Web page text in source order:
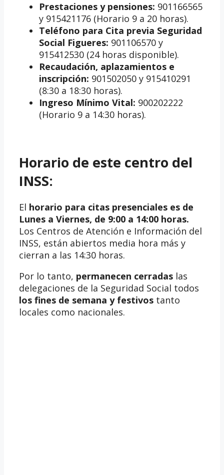
Prestaciones y pensiones: 901166565
y 915421176 (Horario 9 a 20 horas).
Teléfono para Cita previa Seguridad
Social Figueres: 901106570 y
915412530 (24 horas disponible).
Recaudación, aplazamientos e
inscripción: 901502050 y 915410291
(8:30 a 18:30 horas).
Ingreso Mínimo Vital: 900202222
(Horario 9 a 14:30 horas).
Horario de este centro del
INSS:
El horario para citas presenciales es de
Lunes a Viernes, de 9:00 a 14:00 horas.
Los Centros de Atención e Información del
INSS, están abiertos media hora más y
cierran a las 14:30 horas.
Por lo tanto, permanecen cerradas las
delegaciones de la Seguridad Social todos
los fines de semana y festivos tanto
locales como nacionales.